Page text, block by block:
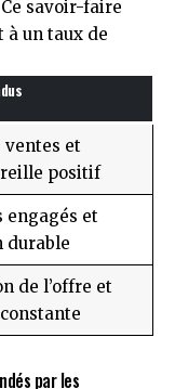
savoir-faire
à un taux de
ventes et
positif
engagés et
durable
de l’offre et
par les